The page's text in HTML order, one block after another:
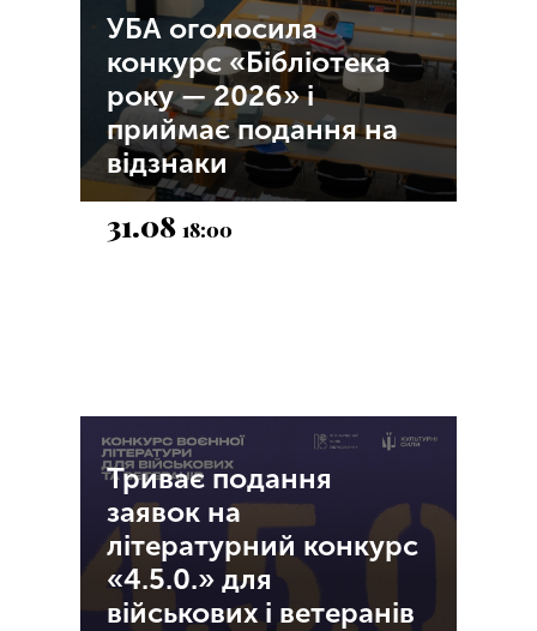
УБА оголосила
конкурс «Бібліотека
року — 2026» і
приймає подання на
відзнаки
31.0818:00
Триває подання
заявок на
літературний конкурс
«4.5.0.» для
військових і ветеранів